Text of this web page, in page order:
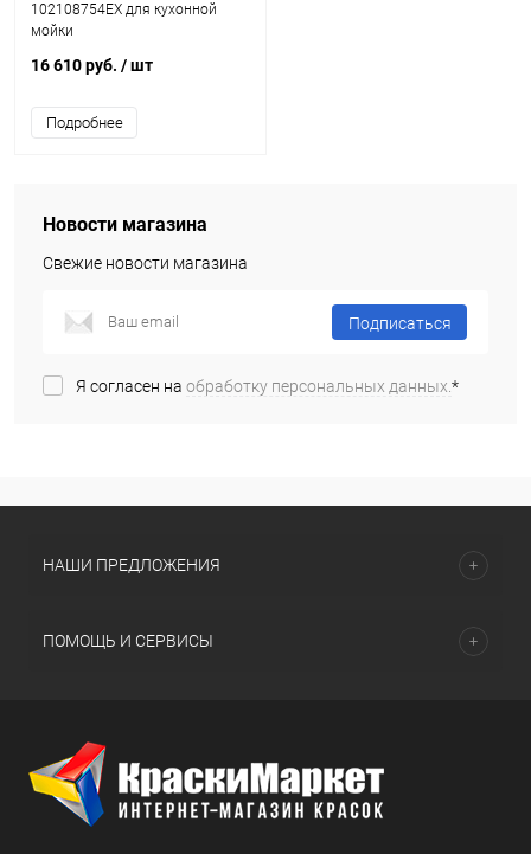
102108754EX для кухонной
мойки
16 610 руб. / шт
Подробнее
Новости магазина
Свежие новости магазина
Подписаться
Я согласен на обработку персональных данных.*
НАШИ ПРЕДЛОЖЕНИЯ
ПОМОЩЬ И СЕРВИСЫ